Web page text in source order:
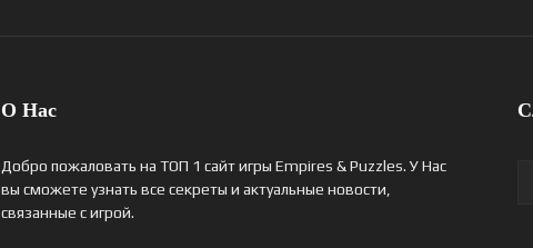
О Нас
Добро пожаловать на ТОП 1 сайт игры Empires & Puzzles. У Нас
вы сможете узнать все секреты и актуальные новости,
связанные с игрой.